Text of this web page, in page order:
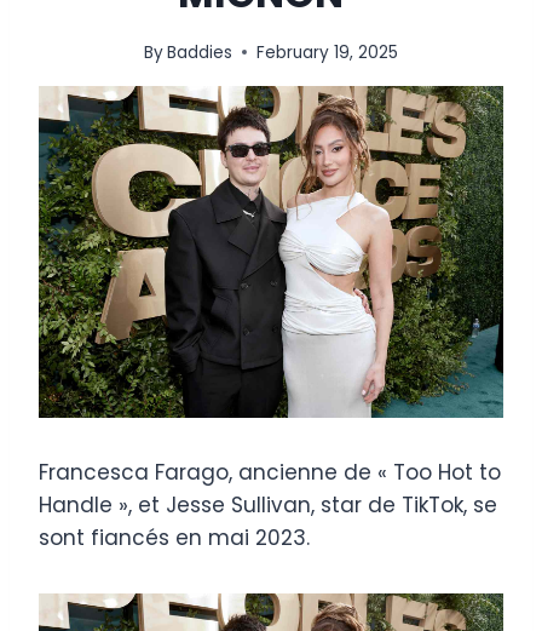
ByBaddies February 19, 2025
Francesca Farago, ancienne de « Too Hot to
Handle », et Jesse Sullivan, star de TikTok, se
sont fiancés en mai 2023.